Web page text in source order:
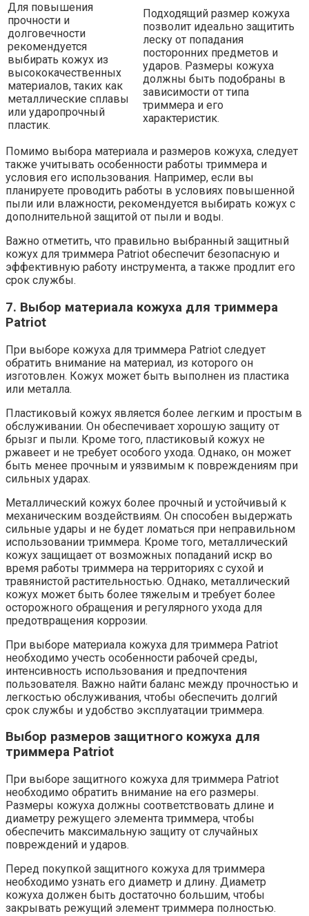
Для повышения
прочности и
долговечности
рекомендуется
выбирать кожух из
высококачественных
материалов, таких как
металлические сплавы
или ударопрочный
пластик.
Подходящий размер кожуха
позволит идеально защитить
леску от попадания
посторонних предметов и
ударов. Размеры кожуха
должны быть подобраны в
зависимости от типа
триммера и его
характеристик.
Помимо выбора материала и размеров кожуха, следует
также учитывать особенности работы триммера и
условия его использования. Например, если вы
планируете проводить работы в условиях повышенной
пыли или влажности, рекомендуется выбирать кожух с
дополнительной защитой от пыли и воды.
Важно отметить, что правильно выбранный защитный
кожух для триммера Patriot обеспечит безопасную и
эффективную работу инструмента, а также продлит его
срок службы.
7. Выбор материала кожуха для триммера
Patriot
При выборе кожуха для триммера Patriot следует
обратить внимание на материал, из которого он
изготовлен. Кожух может быть выполнен из пластика
или металла.
Пластиковый кожух является более легким и простым в
обслуживании. Он обеспечивает хорошую защиту от
брызг и пыли. Кроме того, пластиковый кожух не
ржавеет и не требует особого ухода. Однако, он может
быть менее прочным и уязвимым к повреждениям при
сильных ударах.
Металлический кожух более прочный и устойчивый к
механическим воздействиям. Он способен выдержать
сильные удары и не будет ломаться при неправильном
использовании триммера. Кроме того, металлический
кожух защищает от возможных попаданий искр во
время работы триммера на территориях с сухой и
травянистой растительностью. Однако, металлический
кожух может быть более тяжелым и требует более
осторожного обращения и регулярного ухода для
предотвращения коррозии.
При выборе материала кожуха для триммера Patriot
необходимо учесть особенности рабочей среды,
интенсивность использования и предпочтения
пользователя. Важно найти баланс между прочностью и
легкостью обслуживания, чтобы обеспечить долгий
срок службы и удобство эксплуатации триммера.
Выбор размеров защитного кожуха для
триммера Patriot
При выборе защитного кожуха для триммера Patriot
необходимо обратить внимание на его размеры.
Размеры кожуха должны соответствовать длине и
диаметру режущего элемента триммера, чтобы
обеспечить максимальную защиту от случайных
повреждений и ударов.
Перед покупкой защитного кожуха для триммера
необходимо узнать его диаметр и длину. Диаметр
кожуха должен быть достаточно большим, чтобы
закрывать режущий элемент триммера полностью.